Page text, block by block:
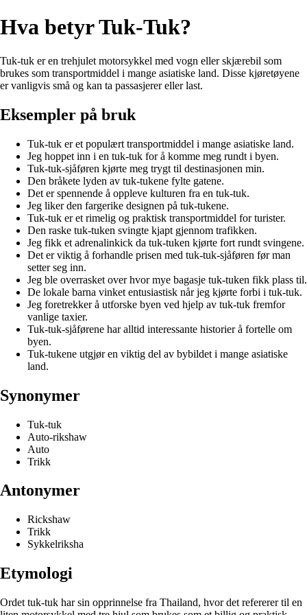
Hva betyr Tuk-Tuk?
Tuk-tuk er en trehjulet motorsykkel med vogn eller skjærebil som
brukes som transportmiddel i mange asiatiske land. Disse kjøretøyene
er vanligvis små og kan ta passasjerer eller last.
Eksempler på bruk
Tuk-tuk er et populært transportmiddel i mange asiatiske land.
Jeg hoppet inn i en tuk-tuk for å komme meg rundt i byen.
Tuk-tuk-sjåføren kjørte meg trygt til destinasjonen min.
Den bråkete lyden av tuk-tukene fylte gatene.
Det er spennende å oppleve kulturen fra en tuk-tuk.
Jeg liker den fargerike designen på tuk-tukene.
Tuk-tuk er et rimelig og praktisk transportmiddel for turister.
Den raske tuk-tuken svingte kjapt gjennom trafikken.
Jeg fikk et adrenalinkick da tuk-tuken kjørte fort rundt svingene.
Det er viktig å forhandle prisen med tuk-tuk-sjåføren før man
setter seg inn.
Jeg ble overrasket over hvor mye bagasje tuk-tuken fikk plass til.
De lokale barna vinket entusiastisk når jeg kjørte forbi i tuk-tuk.
Jeg foretrekker å utforske byen ved hjelp av tuk-tuk fremfor
vanlige taxier.
Tuk-tuk-sjåførene har alltid interessante historier å fortelle om
byen.
Tuk-tukene utgjør en viktig del av bybildet i mange asiatiske
land.
Synonymer
Tuk-tuk
Auto-rikshaw
Auto
Trikk
Antonymer
Rickshaw
Trikk
Sykkelriksha
Etymologi
Ordet tuk-tuk har sin opprinnelse fra Thailand, hvor det refererer til en